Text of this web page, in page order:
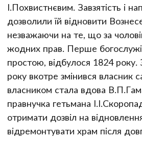
І.Похвистнєвим. Завзятість і
дозволили їй відновити
незважаючи на те, що за
жодних прав. Перше
простою, відбулося 1824 року.
року вкотре змінився власник
власником стала вдова
правнучка гетьмана
отримати дозвіл на
відремонтувати храм після